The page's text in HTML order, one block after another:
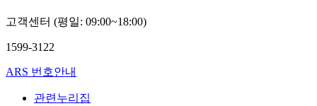
고객센터 (평일: 09:00~18:00)
1599-3122
ARS 번호안내
관련누리집